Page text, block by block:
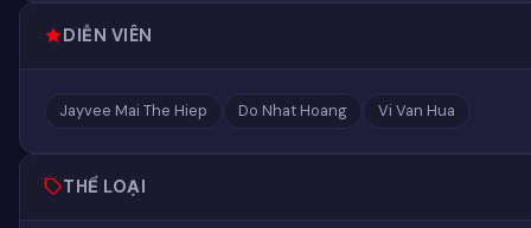
DIỄN VIÊN
Jayvee Mai The Hiep Do Nhat Hoang Vi Van Hua
THỂ LOẠI